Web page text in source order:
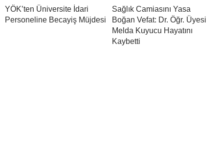
YÖK’ten Üniversite İdari
Personeline Becayiş Müjdesi
Sağlık Camiasını Yasa
Boğan Vefat: Dr. Öğr. Üyesi
Melda Kuyucu Hayatını
Kaybetti